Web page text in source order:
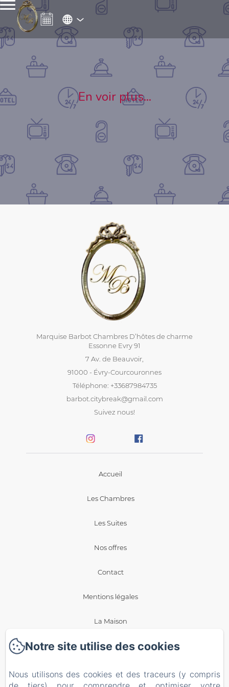
En voir plus...
Marquise Barbot Chambres D’hôtes de charme
Essonne Evry 91
7 Av. de Beauvoir,
91000 - Évry-Courcouronnes
Téléphone: +33687984735
barbot.citybreak@gmail.com
Suivez nous!
Accueil
Les Chambres
Les Suites
Nos offres
Contact
Mentions légales
La Maison
Blog
Politique de confidentialité
Notre site utilise des cookies
Nous utilisons des cookies et des traceurs (y compris